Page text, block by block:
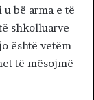
bë arma e të
shkolluarve
është vetëm
të mësojmë